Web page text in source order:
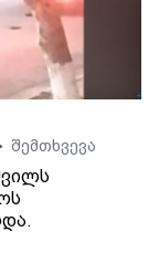
• შემთხვევა